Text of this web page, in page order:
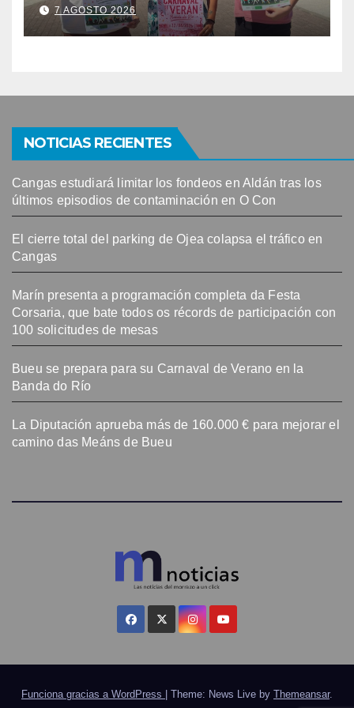
7 AGOSTO 2026
NOTICIAS RECIENTES
Cangas estudiará limitar los fondeos en Aldán tras los
últimos episodios de contaminación en O Con
El cierre total del parking de Ojea colapsa el tráfico en
Cangas
Marín presenta a programación completa da Festa
Corsaria, que bate todos os récords de participación con
100 solicitudes de mesas
Bueu se prepara para su Carnaval de Verano en la
Banda do Río
La Diputación aprueba más de 160.000 € para mejorar el
camino das Meáns de Bueu
Funciona gracias a WordPress | Theme: News Live by Themeansar.